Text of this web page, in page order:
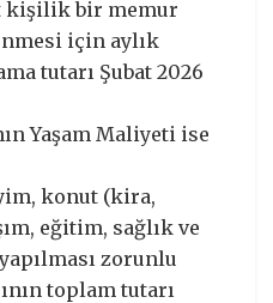
kişilik bir memur
için aylık
tutarı Şubat 2026
Yaşam Maliyeti ise
konut (kira,
eğitim, sağlık ve
zorunlu
toplam tutarı